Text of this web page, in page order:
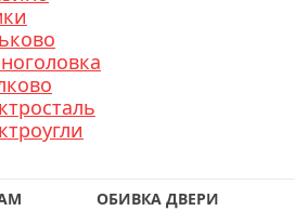
ОБИВКА ДВЕРИ